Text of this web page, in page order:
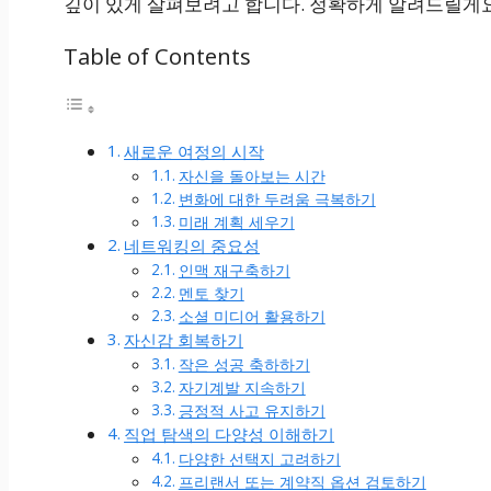
Table of Contents
새로운 여정의 시작
자신을 돌아보는 시간
변화에 대한 두려움 극복하기
미래 계획 세우기
네트워킹의 중요성
인맥 재구축하기
멘토 찾기
소셜 미디어 활용하기
자신감 회복하기
작은 성공 축하하기
자기계발 지속하기
긍정적 사고 유지하기
직업 탐색의 다양성 이해하기
다양한 선택지 고려하기
프리랜서 또는 계약직 옵션 검토하기